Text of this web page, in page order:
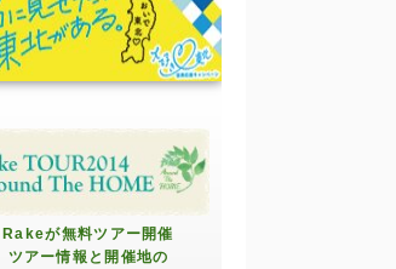
Rakeが無料ツアー開催
ツアー情報と開催地の